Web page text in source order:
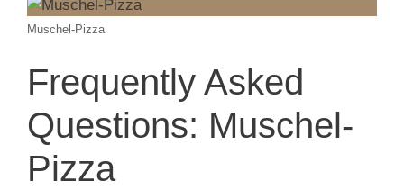
Muschel-Pizza
Frequently Asked
Questions: Muschel-
Pizza